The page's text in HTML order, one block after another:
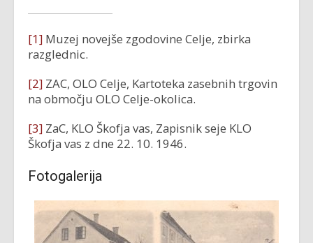
[1] Muzej novejše zgodovine Celje, zbirka
razglednic.
[2] ZAC, OLO Celje, Kartoteka zasebnih trgovin
na območju OLO Celje-okolica.
[3] ZaC, KLO Škofja vas, Zapisnik seje KLO
Škofja vas z dne 22. 10. 1946.
Fotogalerija